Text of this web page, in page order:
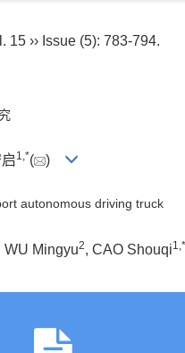
15 ›› Issue (5): 783-794.
1,*( )
autonomous driving truck
WU Mingyu2, CAO Shouqi1 *